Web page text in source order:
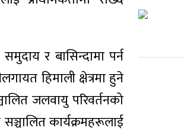
र बासिन्दामा पर्न
हिमाली क्षेत्रमा हुने
जलवायु परिवर्तनको
कार्यक्रमहरूलाई